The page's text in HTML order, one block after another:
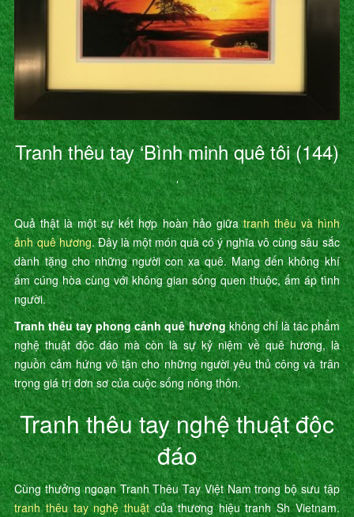
Tranh thêu tay ‘Bình minh quê tôi (144)
’
Quả thật là một sự kết hợp hoàn hảo giữatranh thêu và hình
ảnh quê hương. Đây là một món quà có ý nghĩa vô cùng sâu sắc
dành tặng cho những người con xa quê. Mang đến không khí
ấm cúng hòa cùng với không gian sống quen thuộc, ấm áp tình
người.
Tranh thêu tay phong cảnh quê hươngkhông chỉ là tác phẩm
nghệ thuật độc đáo mà còn là sự kỷ niệm về quê hương, là
nguồn cảm hứng vô tận cho những người yêu thủ công và trân
trọng giá trị đơn sơ của cuộc sống nông thôn.
Tranh thêu tay nghệ thuật độc
đáo
Cùng thưởng ngoạn Tranh Thêu Tay Việt Nam trong bộ sưu tập
tranh thêu tay nghệ thuậtcủa thương hiệu tranh Sh Vietnam.